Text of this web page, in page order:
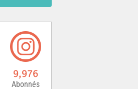
9,976
Abonnés